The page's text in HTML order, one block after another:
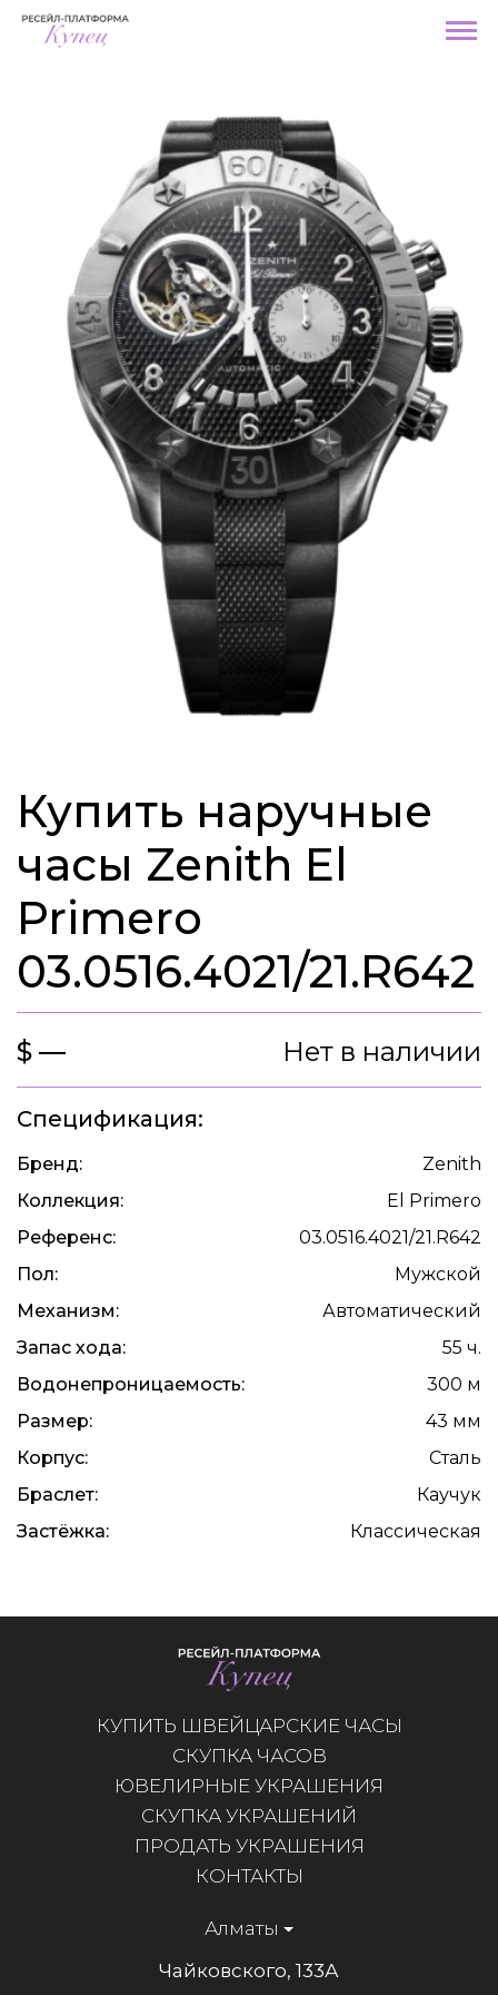
Купить наручные
часы Zenith El
Primero
03.0516.4021/21.R642
$ — Нет в наличии
Спецификация:
Бренд:
Zenith
Коллекция:
El Primero
Референс:
03.0516.4021/21.R642
Пол:
Мужской
Механизм:
Автоматический
Запас хода:
55 ч.
Водонепроницаемость:
300 м
Размер:
43 мм
Корпус:
Сталь
Браслет:
Каучук
Застёжка:
Классическая
КУПИТЬ ШВЕЙЦАРСКИЕ ЧАСЫ
СКУПКА ЧАСОВ
ЮВЕЛИРНЫЕ УКРАШЕНИЯ
СКУПКА УКРАШЕНИЙ
ПРОДАТЬ УКРАШЕНИЯ
КОНТАКТЫ
Алматы
Чайковского, 133А